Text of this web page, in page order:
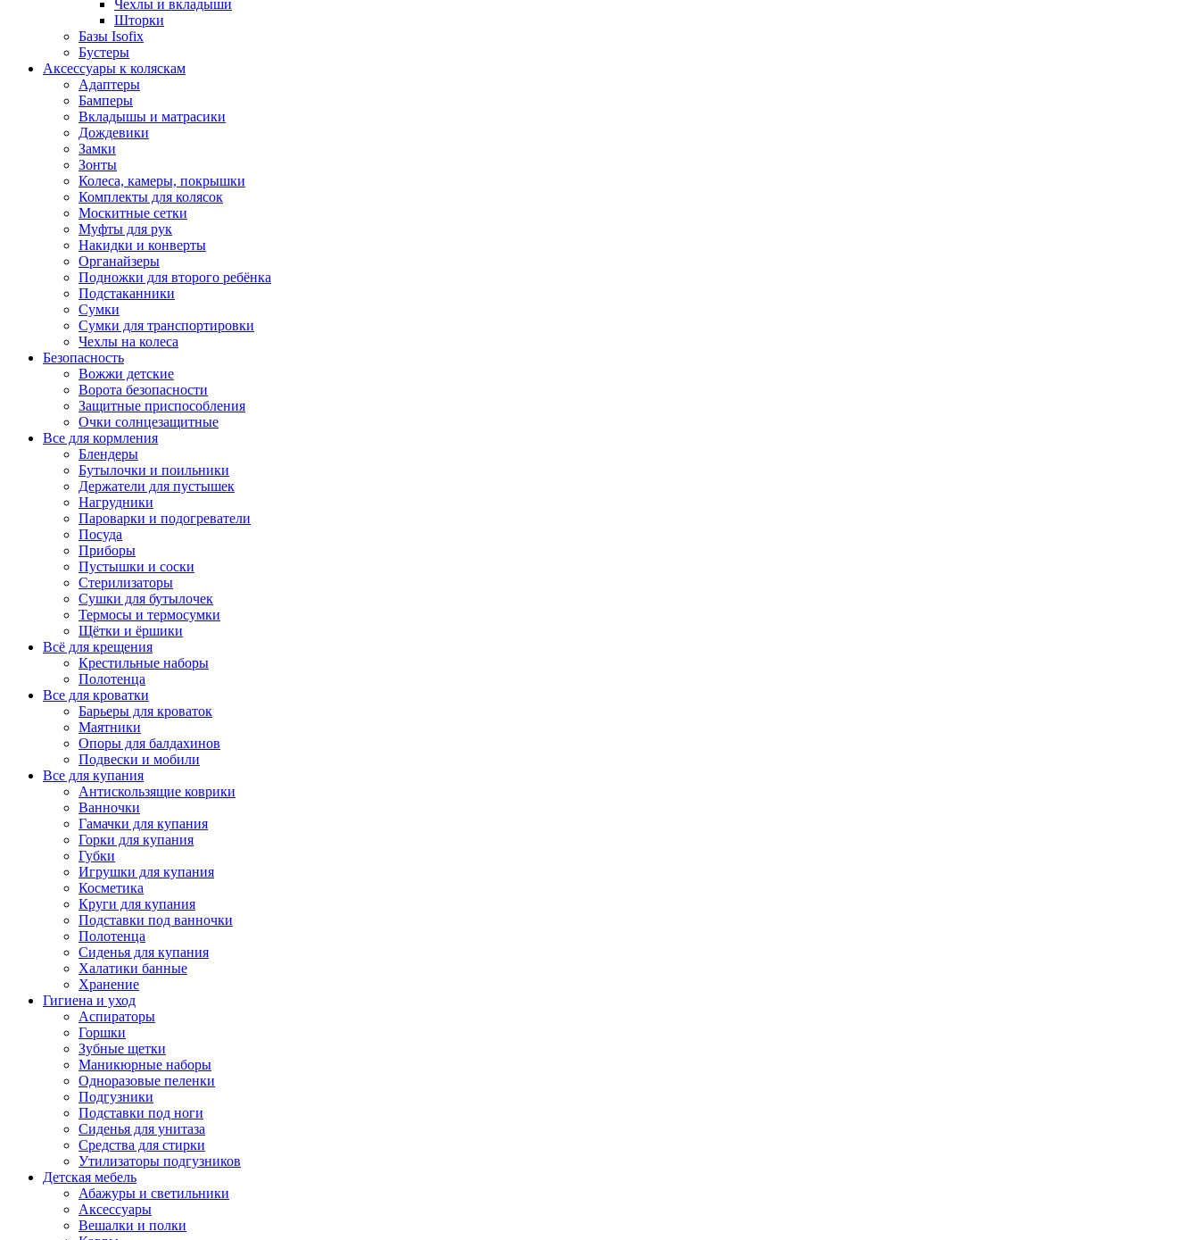
Чехлы и вкладыши
Шторки
Базы Isofix
Бустеры
Аксессуары к коляскам
Адаптеры
Бамперы
Вкладышы и матрасики
Дождевики
Замки
Зонты
Колеса, камеры, покрышки
Комплекты для колясок
Москитные сетки
Муфты для рук
Накидки и конверты
Органайзеры
Подножки для второго ребёнка
Подстаканники
Сумки
Сумки для транспортировки
Чехлы на колеса
Безопасность
Вожжи детские
Ворота безопасности
Защитные приспособления
Очки солнцезащитные
Все для кормления
Блендеры
Бутылочки и поильники
Держатели для пустышек
Нагрудники
Пароварки и подогреватели
Посуда
Приборы
Пустышки и соски
Стерилизаторы
Сушки для бутылочек
Термосы и термосумки
Щётки и ёршики
Всё для крещения
Крестильные наборы
Полотенца
Все для кроватки
Барьеры для кроваток
Маятники
Опоры для балдахинов
Подвески и мобили
Все для купания
Антискользящие коврики
Ванночки
Гамачки для купания
Горки для купания
Губки
Игрушки для купания
Косметика
Круги для купания
Подставки под ванночки
Полотенца
Сиденья для купания
Халатики банные
Хранение
Гигиена и уход
Аспираторы
Горшки
Зубные щетки
Маникюрные наборы
Одноразовые пеленки
Подгузники
Подставки под ноги
Сиденья для унитаза
Средства для стирки
Утилизаторы подгузников
Детская мебель
Абажуры и светильники
Аксессуары
Вешалки и полки